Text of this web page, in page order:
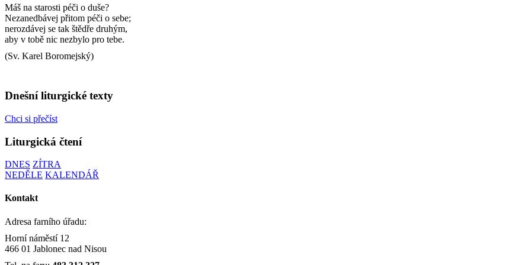
Máš na starosti péči o duše?
Nezanedbávej přitom péči o sebe;
nerozdávej se tak štědře druhým,
aby v tobě nic nezbylo pro tebe.
(Sv. Karel Boromejský)
Dnešní liturgické texty
Chci si přečíst
Liturgická čtení
DNES ZÍTRA
NEDĚLE KALENDÁŘ
Kontakt
Adresa farního úřadu:
Horní náměstí 12
466 01 Jablonec nad Nisou